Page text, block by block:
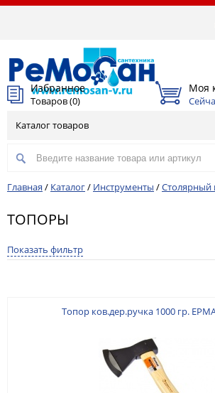
Избранное
Товаров (0)
Моя
Каталог товаров
Главная / Каталог/ Инструменты /Столярный
ТОПОРЫ
Показать фильтр
Топор ков.дер.ручка 1000 гр.